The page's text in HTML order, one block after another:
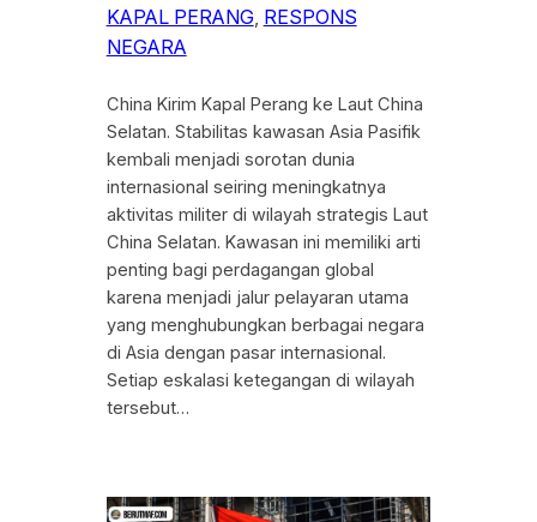
KAPAL PERANG, RESPONS
NEGARA
China Kirim Kapal Perang ke Laut China
Selatan. Stabilitas kawasan Asia Pasifik
kembali menjadi sorotan dunia
internasional seiring meningkatnya
aktivitas militer di wilayah strategis Laut
China Selatan. Kawasan ini memiliki arti
penting bagi perdagangan global
karena menjadi jalur pelayaran utama
yang menghubungkan berbagai negara
di Asia dengan pasar internasional.
Setiap eskalasi ketegangan di wilayah
tersebut…